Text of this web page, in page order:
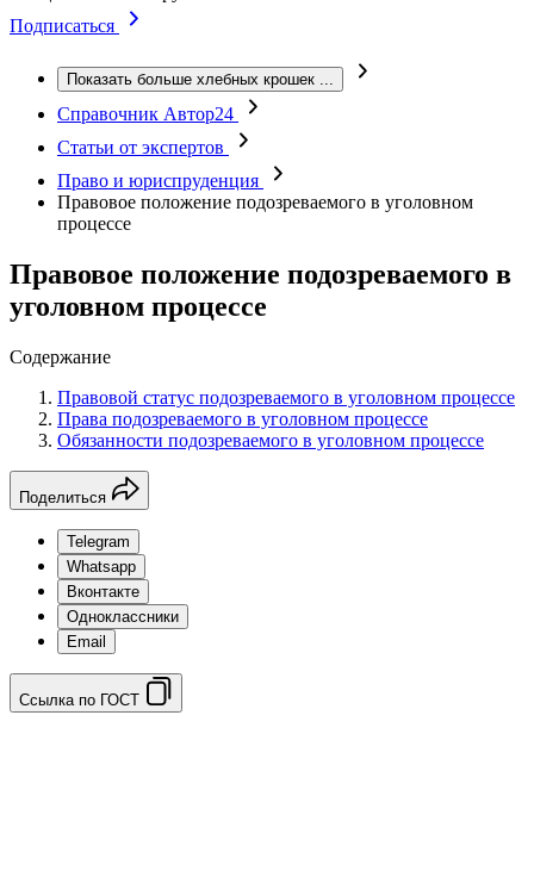
Подписаться
Показать больше хлебных крошек ...
Справочник Автор24
Статьи от экспертов
Право и юриспруденция
Правовое положение подозреваемого в уголовном
процессе
Правовое положение подозреваемого в
уголовном процессе
Содержание
Правовой статус подозреваемого в уголовном процессе
Права подозреваемого в уголовном процессе
Обязанности подозреваемого в уголовном процессе
Поделиться
Telegram
Whatsapp
Вконтакте
Одноклассники
Email
Ссылка по ГОСТ